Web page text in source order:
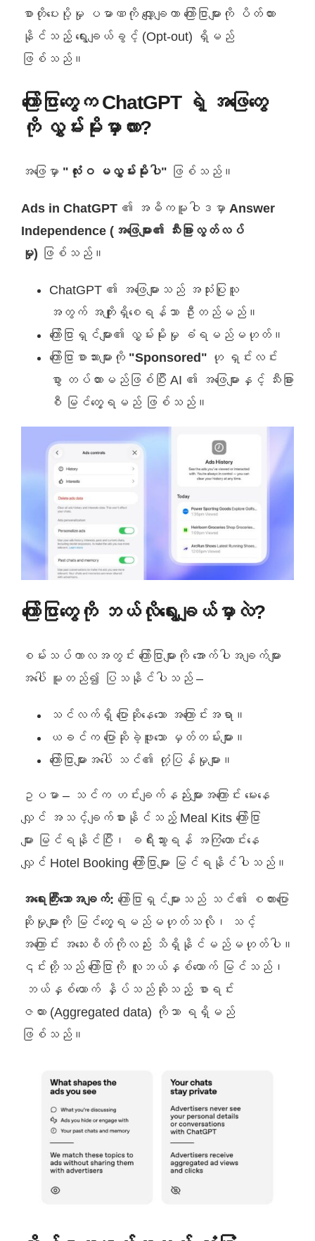
စာတိုပေးပို့မှု ပမာဏကို လျှော့ချကာ ကြော်ငြာများကို ပိတ်ထား
နိုင်သည့် ရွေးချယ်ခွင့် (Opt-out) ရှိမည်
ဖြစ်သည်။
ကြော်ငြာတွေက ChatGPT ရဲ့ အဖြေတွေ
ကို လွှမ်းမိုးမှာလား?
အဖြေမှာ "လုံးဝ မလွှမ်းမိုးပါ" ဖြစ်သည်။
Ads in ChatGPT၏ အဓိကမူဝါဒမှာ Answer
Independence (အဖြေများ၏ သီးခြားလွတ်လပ်
မှု) ဖြစ်သည်။
ChatGPT ၏ အဖြေများသည် အသုံးပြုသူ
အတွက် အကျိုးရှိစေရန်သာ ဦးတည်မည်။
ကြော်ငြာရှင်များ၏ လွှမ်းမိုးမှု ခံရမည်မဟုတ်။
ကြော်ငြာစာသားများကို "Sponsored" ဟု ရှင်းလင်း
စွာ တပ်ထားမည်ဖြစ်ပြီး AI ၏ အဖြေများနှင့် သီးခြား
စီ မြင်တွေ့ရမည် ဖြစ်သည်။
ကြော်ငြာတွေကို ဘယ်လိုရွေးချယ်မှာလဲ?
စမ်းသပ်ကာလအတွင်း ကြော်ငြာများကို အောက်ပါအချက်များ
အပေါ် မူတည်၍ ပြသနိုင်ပါသည် –
သင်လက်ရှိ ပြောဆိုနေသော အကြောင်းအရာ။
ယခင်က ပြောဆိုခဲ့ဖူးသော မှတ်တမ်းများ။
ကြော်ငြာများအပေါ် သင်၏ တုံ့ပြန်မှုများ။
ဥပမာ – သင်က ဟင်းချက်နည်းများအကြောင်း မေးနေ
လျှင် အသင့်ချက်စားနိုင်သည့် Meal Kits ကြော်ငြာ
များ မြင်ရနိုင်ပြီး၊ ခရီးသွားရန် အကြံတောင်းနေ
လျှင် Hotel Booking ကြော်ငြာများ မြင်ရနိုင်ပါသည်။
အရေးကြီးသောအချက်: ကြော်ငြာရှင်များသည် သင်၏ စကားပြော
ဆိုမှုများကို မြင်တွေ့ရမည်မဟုတ်သလို၊ သင့်
အကြောင်း အသေးစိတ်ကိုလည်း သိရှိနိုင်မည်မဟုတ်ပါ။
၎င်းတို့သည် ကြော်ငြာကို လူဘယ်နှစ်ယောက် မြင်သည်၊
ဘယ်နှစ်ယောက် နှိပ်သည်ဆိုသည့် စာရင်း
ဇယား (Aggregated data) ကိုသာ ရရှိမည်
ဖြစ်သည်။